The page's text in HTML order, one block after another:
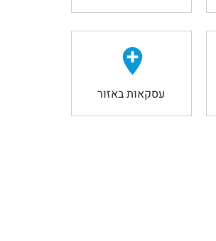
עסקאות באזור